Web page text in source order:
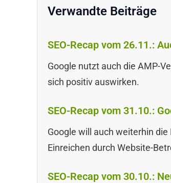
Verwandte Beiträge
SEO-Recap vom 26.11.:
Google nutzt auch die AMP-
sich positiv auswirken.
SEO-Recap vom 31.10.:
Google will auch weiterhin
Einreichen durch Website-
SEO-Recap vom 30.10.: